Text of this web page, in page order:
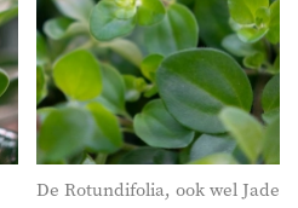
De Rotundifolia, ook wel Jade